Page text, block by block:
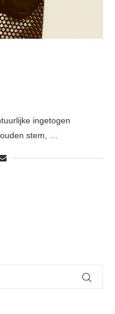
ingetogen
stem, …